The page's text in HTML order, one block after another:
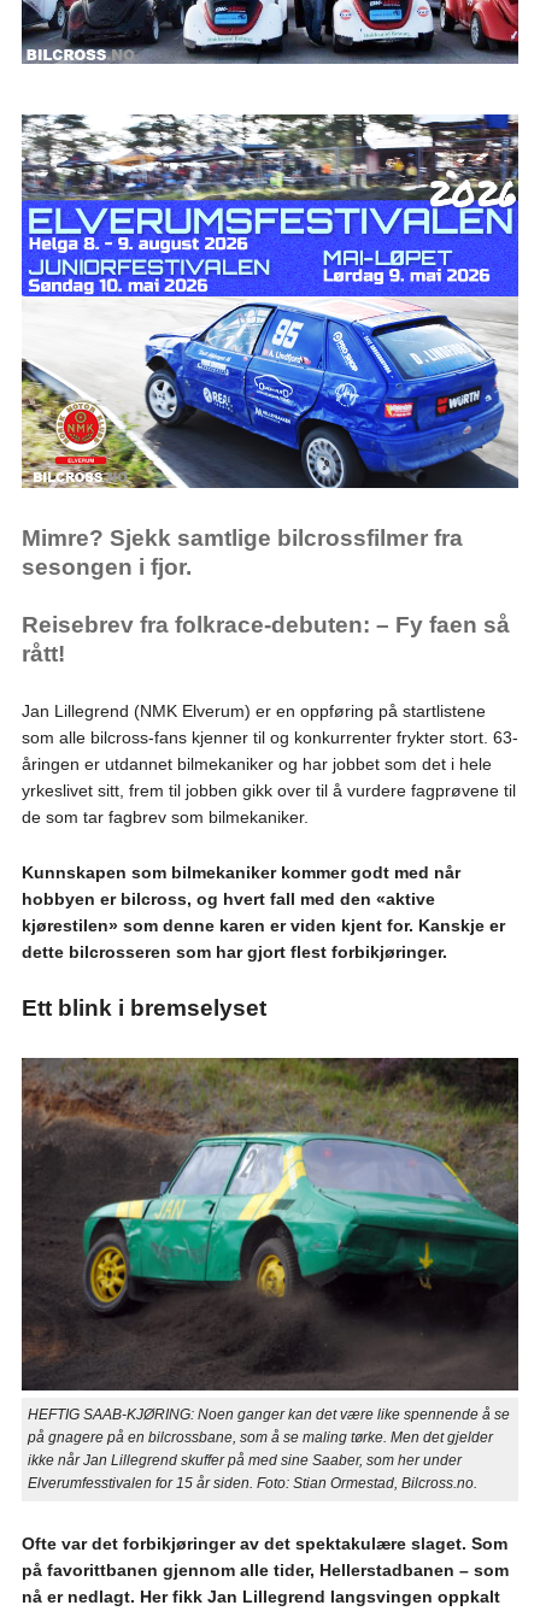
Mimre? Sjekk samtlige bilcrossfilmer fra
sesongen i fjor.
Reisebrev fra folkrace-debuten: – Fy faen så
rått!
Jan Lillegrend (NMK Elverum) er en oppføring på startlistene
som alle bilcross-fans kjenner til og konkurrenter frykter stort. 63-
åringen er utdannet bilmekaniker og har jobbet som det i hele
yrkeslivet sitt, frem til jobben gikk over til å vurdere fagprøvene til
de som tar fagbrev som bilmekaniker.
Kunnskapen som bilmekaniker kommer godt med når
hobbyen er bilcross, og hvert fall med den «aktive
kjørestilen» som denne karen er viden kjent for. Kanskje er
dette bilcrosseren som har gjort flest forbikjøringer.
Ett blink i bremselyset
HEFTIG SAAB-KJØRING: Noen ganger kan det være like spennende å se
på gnagere på en bilcrossbane, som å se maling tørke. Men det gjelder
ikke når Jan Lillegrend skuffer på med sine Saaber, som her under
Elverumfesstivalen for 15 år siden. Foto: Stian Ormestad, Bilcross.no.
Ofte var det forbikjøringer av det spektakulære slaget. Som
på favorittbanen gjennom alle tider, Hellerstadbanen – som
nå er nedlagt. Her fikk Jan Lillegrend langsvingen oppkalt